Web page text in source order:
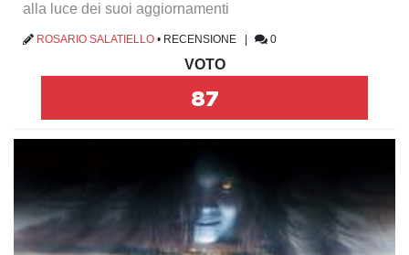
alla luce dei suoi aggiornamenti
ROSARIO SALATIELLO • RECENSIONE 0
VOTO
87